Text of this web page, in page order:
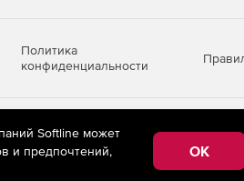
Политика
конфиденциальности
предоставления
на территории Российской
Softline может
и предпочтений,
OK